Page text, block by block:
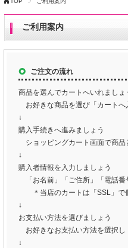
ご利用案内
ご注文の流れ
商品を選んでカートへいれましょ
お好きな商品を選び「カートへ
↓
購入手続きへ進みましょう
ショッピングカート画面で商品
↓
購入者情報を入力しましょう
「お名前」「ご住所」「電話番
＊当店のカートは「SSL」で
↓
お支払い方法を選びましょう
お好きなお支払い方法を選択し
↓